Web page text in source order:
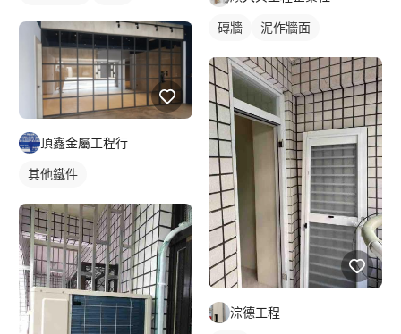
頂鑫金屬工程行
其他鐵件
磚牆 泥作牆面
淙德工程